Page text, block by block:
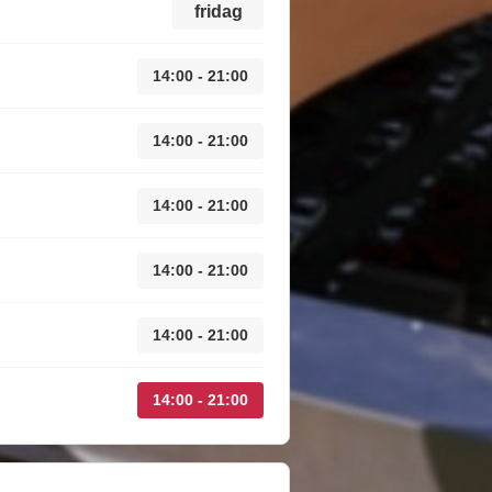
fridag
14:00 - 21:00
14:00 - 21:00
14:00 - 21:00
14:00 - 21:00
14:00 - 21:00
14:00 - 21:00